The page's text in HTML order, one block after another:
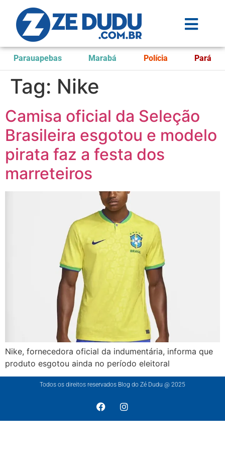
Parauapebas Marabá Polícia Pará
Tag: Nike
Camisa oficial da Seleção
Brasileira esgotou e modelo
pirata faz a festa dos
marreteiros
Nike, fornecedora oficial da indumentária, informa que
produto esgotou ainda no período eleitoral
Todos os direitos reservados Blog do Zé Dudu @ 2025